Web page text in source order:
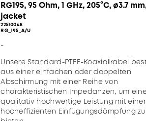
RG195, 95 Ohm, 1 GHz, 205°C, ø3.7
jacket
22510048
RG_195_A/U
-
Unsere Standard-PTFE-Koaxialkabel
aus einer einfachen oder doppelten
Abschirmung mit einer Reihe von
charakteristischen Impedanzen, um
qualitativ hochwertige Leistung mit einer
hocheffizienten Einfügungsdämpfung zu